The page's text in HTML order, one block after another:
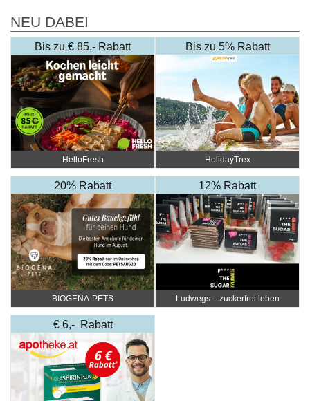
NEU DABEI
Bis zu € 85,- Rabatt
HelloFresh
Bis zu 5% Rabatt
HolidayTrex
20% Rabatt
BIOGENA-PETS
12% Rabatt
Ludwegs – zuckerfrei leben
€ 6,- Rabatt